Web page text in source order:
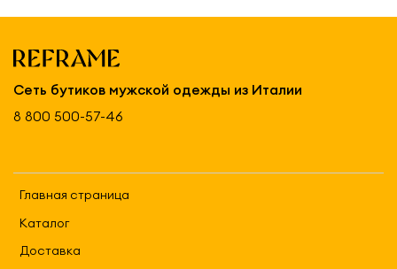
Главная страница
Каталог
Доставка
Сеть бутиков мужской одежды из Италии
8 800 500-57-46